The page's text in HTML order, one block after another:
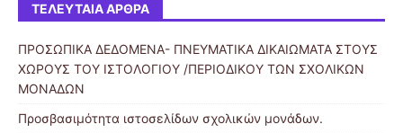
ΤΕΛΕΥΤΑΊΑ ΆΡΘΡΑ
ΠΡΟΣΩΠΙΚΑ ΔΕΔΟΜΕΝΑ- ΠΝΕΥΜΑΤΙΚΑ ΔΙΚΑΙΩΜΑΤΑ ΣΤΟΥΣ
ΧΩΡΟΥΣ ΤΟΥ ΙΣΤΟΛΟΓΙΟΥ /ΠΕΡΙΟΔΙΚΟΥ ΤΩΝ ΣΧΟΛΙΚΩΝ
ΜΟΝΑΔΩΝ
Προσβασιμότητα ιστοσελίδων σχολικών μονάδων.